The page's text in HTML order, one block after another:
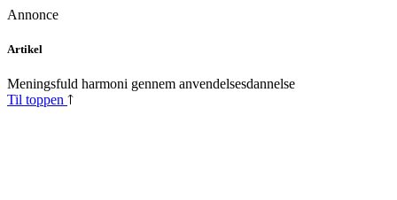
Annonce
Skip
content
Artikel
Meningsfuld harmoni gennem anvendelsesdannelse
Til toppen